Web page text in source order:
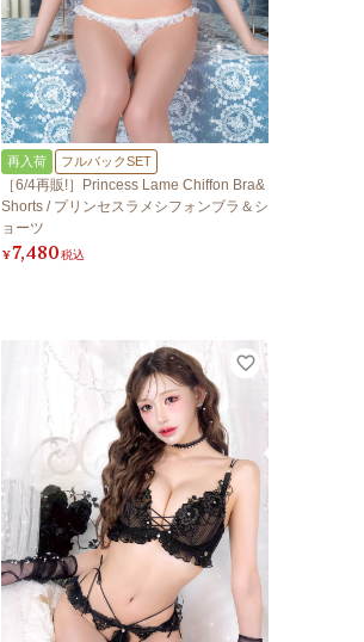
再入荷 フルバックSET
［6/4再販!］Princess Lame Chiffon Bra&
Shorts / プリンセスラメシフォンブラ＆シ
ョーツ
¥7,480税込